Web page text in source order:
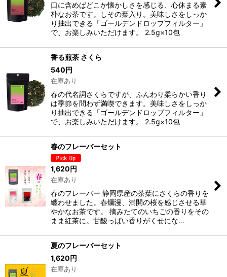
口に含めばどこか懐かしさを感じる、心休まる素
朴なお茶です。しその葉入り。美味しさをしっか
り抽出できる「ゴールデンドロップフィルター」
で、お楽しみいただけます。 2.5g×10包
香る煎茶 さくら
540円
在庫あり
春の代名詞さくらですが、ふんわり柔らかい香り
は季節を問わず満喫できます。美味しさをしっか
り抽出できる「ゴールデンドロップフィルター」
で、お楽しみいただけます。 2.5g×10包
春のフレーバーセット
1,620円
在庫あり
春のフレーバー 静岡県産の茶葉にさくらの香りを
纏わせました。春爛漫、満開の桜を感じさせる華
やかなお茶です。 摘みたてのいちごの香りをその
まま紅茶に。甘酸っぱい香りがくせにな…
夏のフレーバーセット
1,620円
在庫あり